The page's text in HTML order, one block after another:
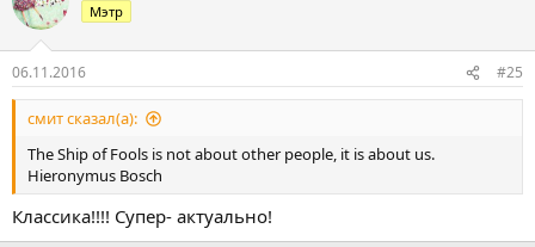
Мэтр
06.11.2016 #25
смит сказал(а):
The Ship of Fools is not about other people, it is about us.
Hieronymus Bosch
Классика!!!! Супер- актуально!